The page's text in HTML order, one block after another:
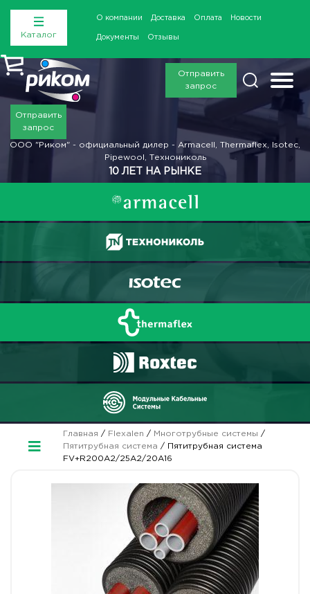
Каталог
О компании Доставка Оплата Новости
Документы Отзывы
Отправить
запрос
Отправить
запрос
ООО "Риком" - официальный дилер - Armacell, Thermaflex, Isotec,
Pipewool, Технониколь
10 ЛЕТ НА РЫНКЕ
Главная / Flexalen / Многотрубные системы /
Пятитрубная система / Пятитрубная система
FV+R200A2/25A2/20A16